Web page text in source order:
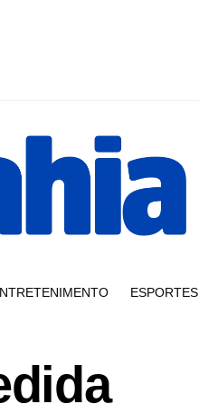
ESPORTES